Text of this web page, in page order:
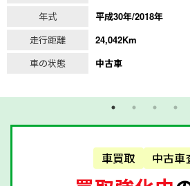
年式
平成30年/2018年
走行距離
24,042Km
車の状態
中古車
車買取 中古車